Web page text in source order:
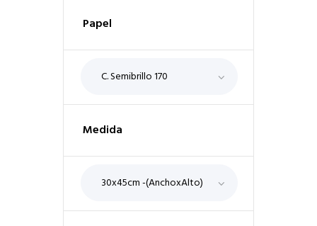
Papel
Medida